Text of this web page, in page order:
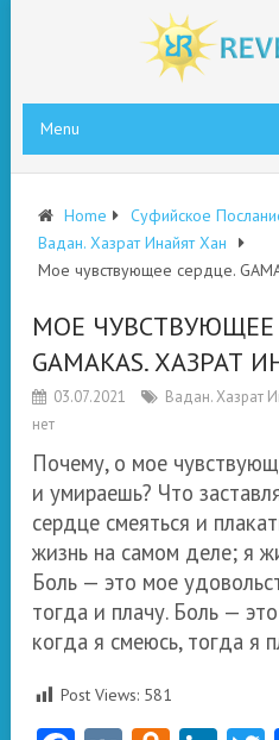
Menu
Home
Суфийское
Вадан. Хазрат Инайят Хан
Мое чувствующее сердце.
МОЕ ЧУВСТВУЮЩЕЕ
GAMAKAS. ХАЗРАТ
03.07.2021 Вадан. Хазрат
нет
Почему, о мое
и умираешь? Что
сердце смеяться и
жизнь на самом деле; я
Боль — это мое
тогда и плачу. Боль —
когда я смеюсь, тогда я
Post Views: 581